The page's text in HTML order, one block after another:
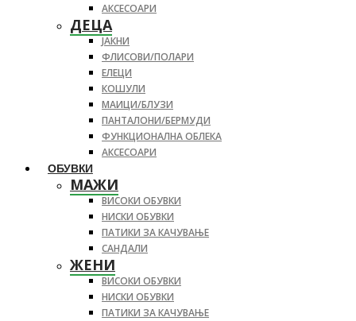
АКСЕСОАРИ
ДЕЦА
ЈАКНИ
ФЛИСОВИ/ПОЛАРИ
ЕЛЕЦИ
КОШУЛИ
МАИЦИ/БЛУЗИ
ПАНТАЛОНИ/БЕРМУДИ
ФУНКЦИОНАЛНА ОБЛЕКА
АКСЕСОАРИ
ОБУВКИ
МАЖИ
ВИСОКИ ОБУВКИ
НИСКИ ОБУВКИ
ПАТИКИ ЗА КАЧУВАЊЕ
САНДАЛИ
ЖЕНИ
ВИСОКИ ОБУВКИ
НИСКИ ОБУВКИ
ПАТИКИ ЗА КАЧУВАЊЕ